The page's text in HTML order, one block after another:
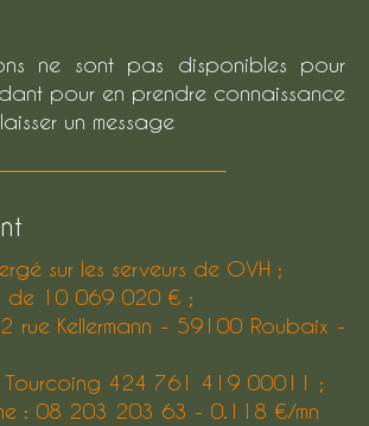
ne sont pas disponibles pour
pour en prendre connaissance
un message
sur les serveurs de OVH ;
de 10 069 020 € ;
rue Kellermann - 59100 Roubaix -
Tourcoing 424 761 419 00011 ;
: 08 203 203 63 - 0.118 €/mn
PISCINE
FILTRER PAR
COEUR
NOUVEAUTÉS
Rechercher